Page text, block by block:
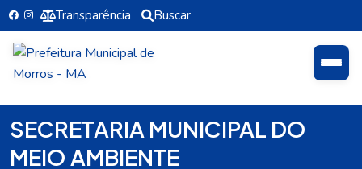
Transparência Buscar
SECRETARIA MUNICIPAL DO
MEIO AMBIENTE